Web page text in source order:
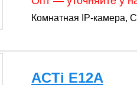
Комнатная IP-камера,
ACTi E12A